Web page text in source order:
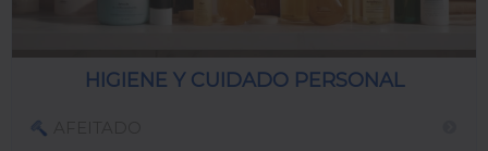
HIGIENE Y CUIDADO PERSONAL